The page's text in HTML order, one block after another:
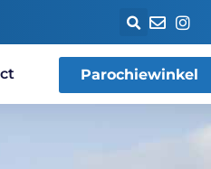
Parochiewinkel